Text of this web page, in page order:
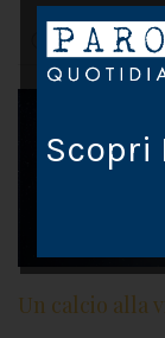
Un calcio alla
Scopri